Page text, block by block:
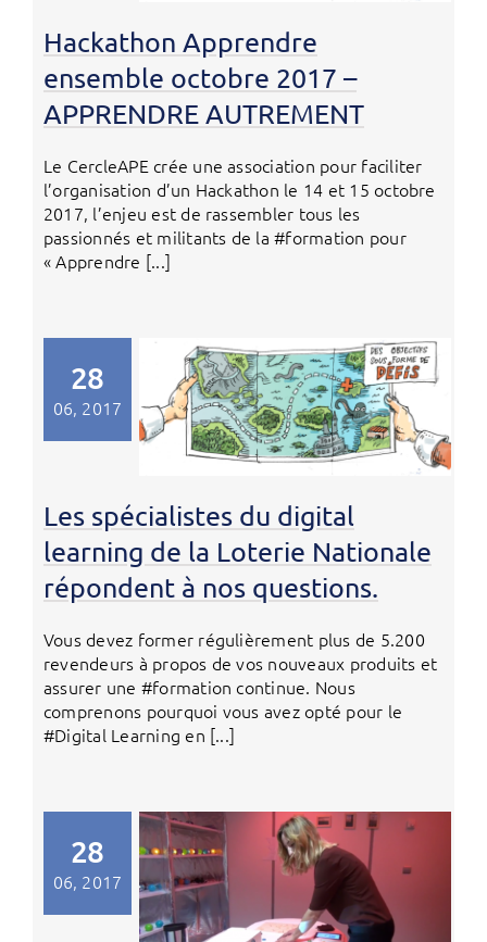
Hackathon Apprendre
ensemble octobre 2017 –
APPRENDRE AUTREMENT
Le CercleAPE crée une association pour faciliter
l’organisation d’un Hackathon le 14 et 15 octobre
2017, l’enjeu est de rassembler tous les
passionnés et militants de la #formation pour
« Apprendre [...]
28
06, 2017
Les spécialistes du digital
learning de la Loterie Nationale
répondent à nos questions.
Vous devez former régulièrement plus de 5.200
revendeurs à propos de vos nouveaux produits et
assurer une #formation continue. Nous
comprenons pourquoi vous avez opté pour le
#Digital Learning en [...]
28
06, 2017